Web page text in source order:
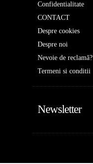
Confidentialitate
CONTACT
Despre cookies
Despre noi
Nevoie de reclamă?
Termeni si conditii
Newsletter